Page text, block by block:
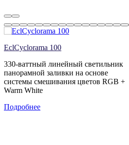
EclCyclorama 100
330-ваттный линейный светильник
панорамной заливки на основе
системы смешивания цветов RGB +
Warm White
Подробнее